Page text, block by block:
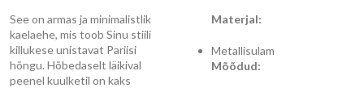
See on armas ja minimalistlik
kaelaehe, mis toob Sinu stiili
killukese unistavat Pariisi
hõngu. Hõbedaselt läikival
peenel kuulketil on kaks
Materjal:
Metallisulam
Mõõdud: